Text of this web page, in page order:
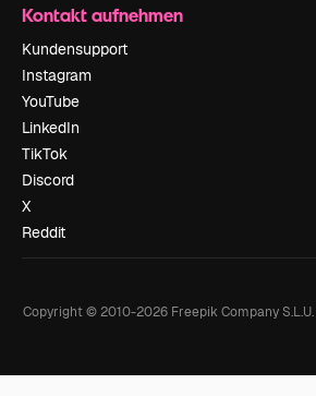
Kontakt aufnehmen
Kundensupport
Instagram
YouTube
LinkedIn
TikTok
Discord
X
Reddit
Copyright © 2010-2026Freepik Company S.L.U.